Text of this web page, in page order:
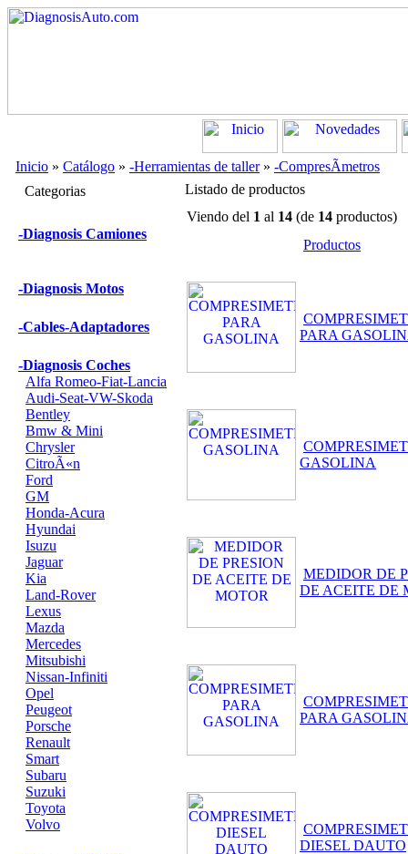
Inicio » Catálogo » -Herramientas de taller» -CompresÃ­metros
Categorias
-Diagnosis Camiones
-Diagnosis Motos
-Cables-Adaptadores
-Diagnosis Coches
Alfa Romeo-Fiat-Lancia
Audi-Seat-VW-Skoda
Bentley
Bmw & Mini
Chrysler
CitroÃ«n
Ford
GM
Honda-Acura
Hyundai
Isuzu
Jaguar
Kia
Land-Rover
Lexus
Mazda
Mercedes
Mitsubishi
Nissan-Infiniti
Opel
Peugeot
Porsche
Renault
Smart
Subaru
Suzuki
Toyota
Volvo
Listado de productos
Viendo del 1 al 14 (de 14 productos)
Productos
PARA
GASOLINA
MEDIDOR DE
DE ACEITE DE
PARA
DIESEL DAUTO